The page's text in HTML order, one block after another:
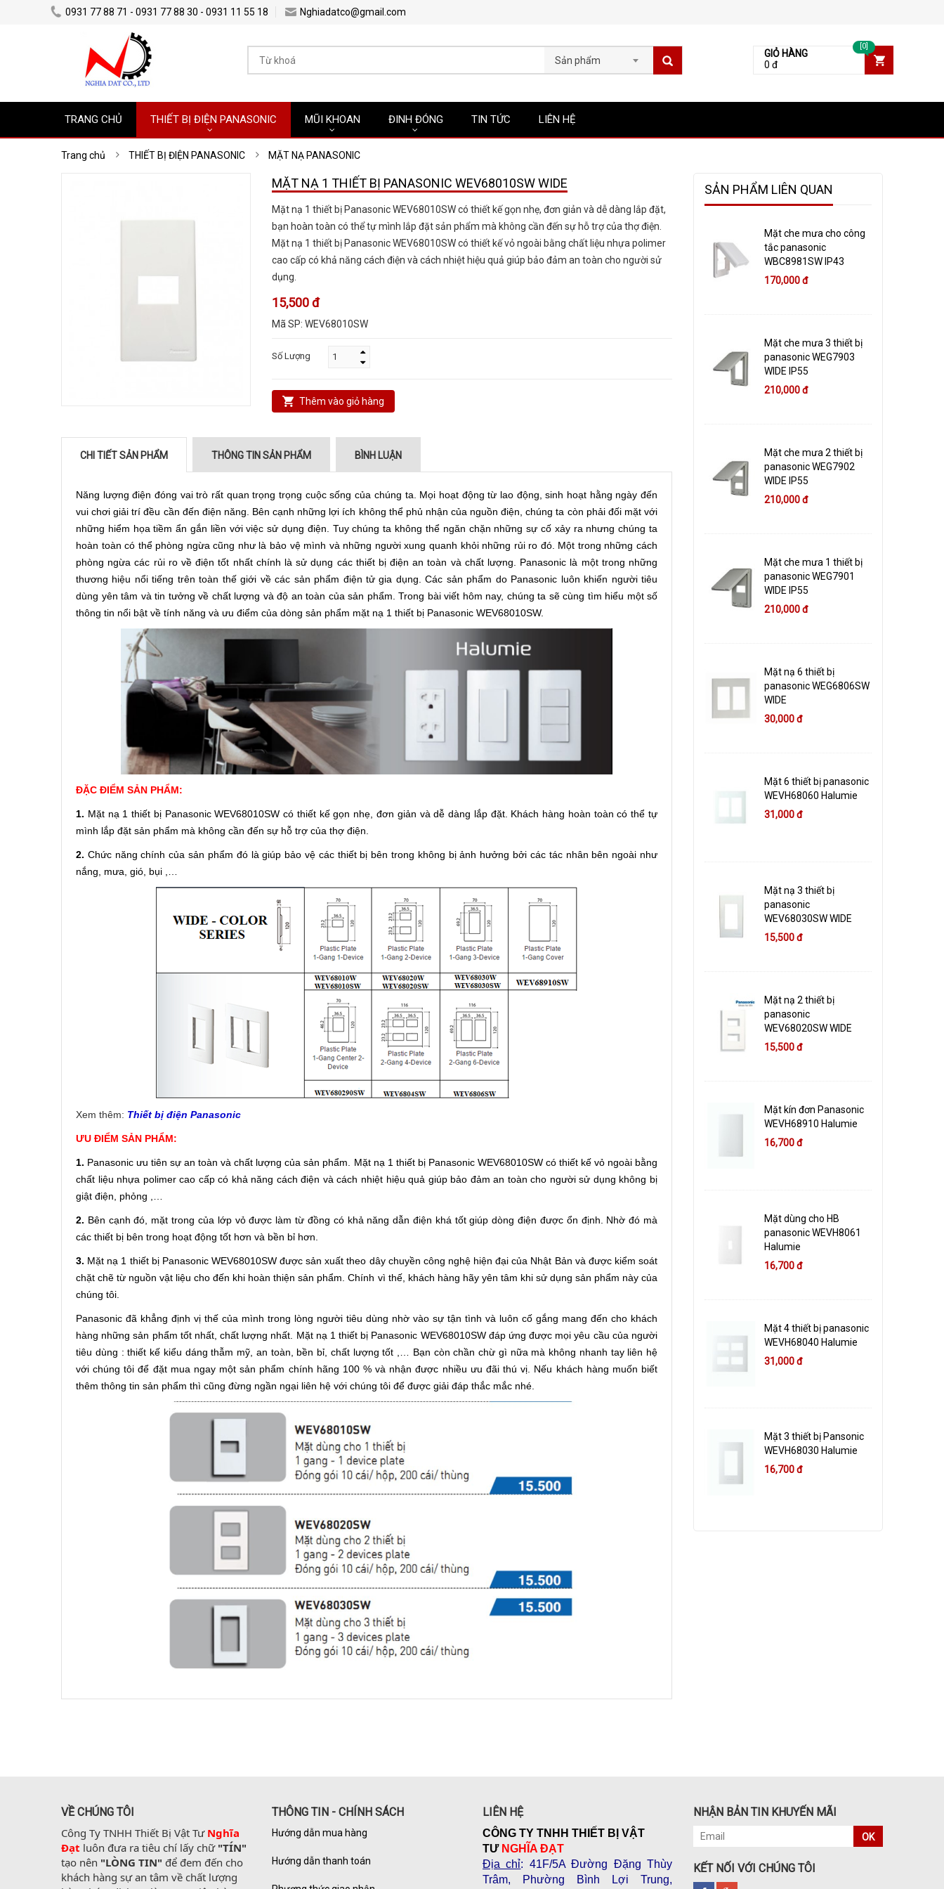
0931 77 88 71 - 0931 77 88 30 - 0931 11 55 18 Nghiadatco@gmail.com
Sản phẩm
GIỎ HÀNG
0 đ
[0]
TRANG CHỦ THIẾT BỊ ĐIỆN PANASONIC MŨI KHOAN ĐINH ĐÓNG TIN TỨC LIÊN HỆ
Trang chủ THIẾT BỊ ĐIỆN PANASONIC MẶT NẠ PANASONIC
MẶT NẠ 1 THIẾT BỊ PANASONIC WEV68010SW WIDE
Mặt nạ 1 thiết bị Panasonic WEV68010SW có thiết kế gọn nhẹ, đơn giản và dễ dàng lắp đặt,
bạn hoàn toàn có thể tự mình lắp đặt sản phẩm mà không cần đến sự hỗ trợ của thợ điện.
Mặt nạ 1 thiết bị Panasonic WEV68010SW có thiết kế vỏ ngoài bằng chất liệu nhựa polimer
cao cấp có khả năng cách điện và cách nhiệt hiệu quả giúp bảo đảm an toàn cho người sử
dụng.
15,500 đ
Mã SP: WEV68010SW
Số Lượng
Thêm vào giỏ hàng
CHI TIẾT SẢN PHẨM THÔNG TIN SẢN PHẨM BÌNH LUẬN
Năng lượng điện đóng vai trò rất quan trọng trọng cuộc sống của chúng ta. Mọi hoạt động từ lao động, sinh hoạt hằng ngày đến
vui chơi giải trí đều cần đến điện năng. Bên cạnh những lợi ích không thể phủ nhận của nguồn điện, chúng ta còn phải đối mặt với
những hiểm họa tiềm ẩn gắn liền với việc sử dụng điện. Tuy chúng ta không thể ngăn chặn những sự cố xảy ra nhưng chúng ta
hoàn toàn có thể phòng ngừa cũng như là bảo vệ mình và những người xung quanh khỏi những rủi ro đó. Một trong những cách
phòng ngừa các rủi ro về điện tốt nhất chính là sử dụng các thiết bị điện an toàn và chất lượng. Panasonic là một trong những
thương hiệu nổi tiếng trên toàn thế giới về các sản phẩm điện tử gia dụng. Các sản phẩm do Panasonic luôn khiến người tiêu
dùng yên tâm và tin tưởng về chất lượng và độ an toàn của sản phẩm. Trong bài viết hôm nay, chúng ta sẽ cùng tìm hiểu một số
thông tin nổi bật về tính năng và ưu điểm của dòng sản phẩm mặt nạ 1 thiết bị Panasonic WEV68010SW.
ĐẶC ĐIỂM SẢN PHẨM:
1. Mặt nạ 1 thiết bị Panasonic WEV68010SW có thiết kế gọn nhẹ, đơn giản và dễ dàng lắp đặt. Khách hàng hoàn toàn có thể tự
mình lắp đặt sản phẩm mà không cần đến sự hỗ trợ của thợ điện.
2. Chức năng chính của sản phẩm đó là giúp bảo vệ các thiết bị bên trong không bị ảnh hưởng bởi các tác nhân bên ngoài như
nắng, mưa, gió, bụi ,…
Xem thêm: Thiết bị điện Panasonic
ƯU ĐIỂM SẢN PHẨM:
1. Panasonic ưu tiên sự an toàn và chất lượng của sản phẩm. Mặt nạ 1 thiết bị Panasonic WEV68010SW có thiết kế vỏ ngoài bằng
chất liệu nhựa polimer cao cấp có khả năng cách điện và cách nhiệt hiệu quả giúp bảo đảm an toàn cho người sử dụng không bị
giật điện, phỏng ,…
2. Bên cạnh đó, mặt trong của lớp vỏ được làm từ đồng có khả năng dẫn điện khá tốt giúp dòng điện được ổn định. Nhờ đó mà
các thiết bị bên trong hoạt động tốt hơn và bền bỉ hơn.
3. Mặt nạ 1 thiết bị Panasonic WEV68010SW được sản xuất theo dây chuyền công nghệ hiện đại của Nhật Bản và được kiểm soát
chặt chẽ từ nguồn vật liệu cho đến khi hoàn thiện sản phẩm. Chính vì thế, khách hàng hãy yên tâm khi sử dụng sản phẩm này của
chúng tôi.
Panasonic đã khẳng định vị thế của mình trong lòng người tiêu dùng nhờ vào sự tận tình và luôn cố gắng mang đến cho khách
hàng những sản phẩm tốt nhất, chất lượng nhất. Mặt nạ 1 thiết bị Panasonic WEV68010SW đáp ứng được mọi yêu cầu của người
tiêu dùng : thiết kế kiểu dáng thẫm mỹ, an toàn, bền bỉ, chất lượng tốt ,… Bạn còn chần chừ gì nữa mà không nhanh tay liên hệ
với chúng tôi để đặt mua ngay một sản phẩm chính hãng 100 % và nhận được nhiều ưu đãi thú vị. Nếu khách hàng muốn biết
thêm thông tin sản phẩm thì cũng đừng ngần ngại liên hệ với chúng tôi để được giải đáp thắc mắc nhé.
SẢN PHẨM LIÊN QUAN
Mặt che mưa cho công
tắc panasonic
WBC8981SW IP43
170,000 đ
Mặt che mưa 3 thiết bị
panasonic WEG7903
WIDE IP55
210,000 đ
Mặt che mưa 2 thiết bị
panasonic WEG7902
WIDE IP55
210,000 đ
Mặt che mưa 1 thiết bị
panasonic WEG7901
WIDE IP55
210,000 đ
Mặt nạ 6 thiết bị
panasonic WEG6806SW
WIDE
30,000 đ
Mặt 6 thiết bị panasonic
WEVH68060 Halumie
31,000 đ
Mặt nạ 3 thiết bị
panasonic
WEV68030SW WIDE
15,500 đ
Mặt nạ 2 thiết bị
panasonic
WEV68020SW WIDE
15,500 đ
Mặt kín đơn Panasonic
WEVH68910 Halumie
16,700 đ
Mặt dùng cho HB
panasonic WEVH8061
Halumie
16,700 đ
Mặt 4 thiết bị panasonic
WEVH68040 Halumie
31,000 đ
Mặt 3 thiết bị Pansonic
WEVH68030 Halumie
16,700 đ
VỀ CHÚNG TÔI
Công Ty TNHH Thiết Bị Vật Tư Nghĩa
Đạt luôn đưa ra tiêu chí lấy chữ "TÍN"
tạo nên "LÒNG TIN" để đem đến cho
khách hàng sự an tâm về chất lượng
THÔNG TIN - CHÍNH SÁCH
Hướng dẫn mua hàng
Hướng dẫn thanh toán
LIÊN HỆ
CÔNG TY TNHH THIẾT BỊ VẬT
TƯ NGHĨA ĐẠT
Địa chỉ: 41F/5A Đường Đặng Thùy
Trâm, Phường Bình Lợi Trung,
NHẬN BẢN TIN KHUYẾN MÃI
OK
KẾT NỐI VỚI CHÚNG TÔI